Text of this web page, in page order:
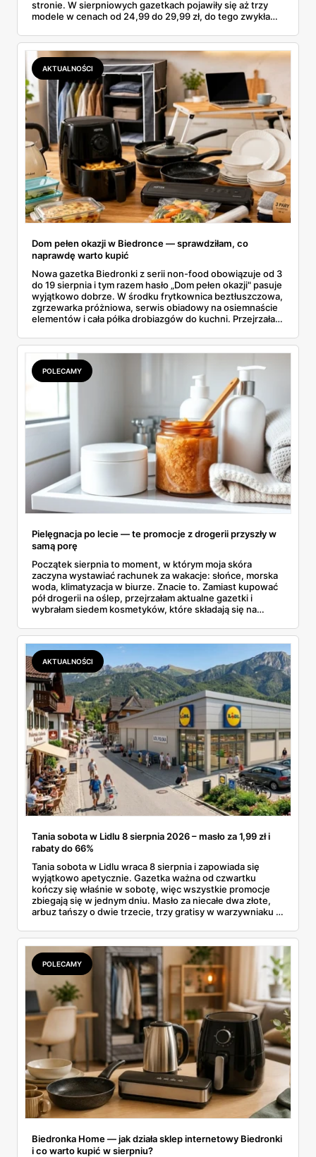
stronie. W sierpniowych gazetkach pojawiły się aż trzy
modele w cenach od 24,99 do 29,99 zł, do tego zwykła
wszystkie oferty i policzyłam, kiedy taki zakup faktycznie
się opłaca.
AKTUALNOŚCI
Dom pełen okazji w Biedronce — sprawdziłam, co
naprawdę warto kupić
Nowa gazetka Biedronki z serii non-food obowiązuje od 3
do 19 sierpnia i tym razem hasło „Dom pełen okazji" pasuje
wyjątkowo dobrze. W środku frytkownica beztłuszczowa,
zgrzewarka próżniowa, serwis obiadowy na osiemnaście
elementów i cała półka drobiazgów do kuchni. Przejrzałam
się przy półce z samego rana.
POLECAMY
Pielęgnacja po lecie — te promocje z drogerii przyszły w
samą porę
Początek sierpnia to moment, w którym moja skóra
zaczyna wystawiać rachunek za wakacje: słońce, morska
woda, klimatyzacja w biurze. Znacie to. Zamiast kupować
pół drogerii na oślep, przejrzałam aktualne gazetki i
wybrałam siedem kosmetyków, które składają się na
dermokosmetyki Vichy. Wszystkie ceny sprawdziłam w
ofertach, terminy też.
AKTUALNOŚCI
Tania sobota w Lidlu 8 sierpnia 2026 – masło za 1,99 zł i
rabaty do 66%
Tania sobota w Lidlu wraca 8 sierpnia i zapowiada się
wyjątkowo apetycznie. Gazetka ważna od czwartku
kończy się właśnie w sobotę, więc wszystkie promocje
zbiegają się w jednym dniu. Masło za niecałe dwa złote,
arbuz tańszy o dwie trzecie, trzy gratisy w warzywniaku i
całą sobotnią gazetkę Lidla strona po stronie i wybrałam
to, co naprawdę się opłaca.
POLECAMY
Biedronka Home — jak działa sklep internetowy Biedronki
i co warto kupić w sierpniu?